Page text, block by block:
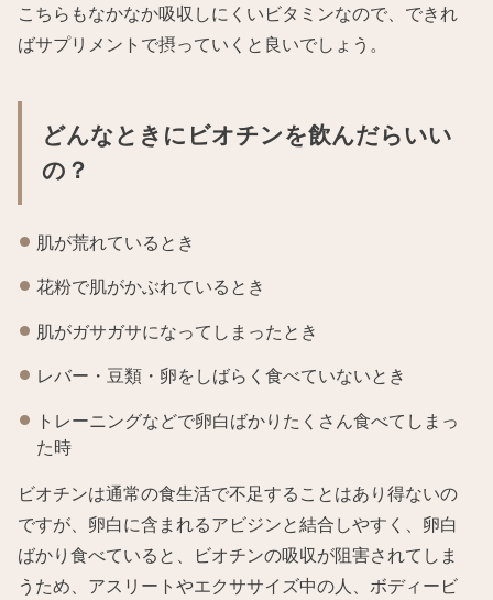
こちらもなかなか吸収しにくいビタミンなので、できれ
ばサプリメントで摂っていくと良いでしょう。
どんなときにビオチンを飲んだらいい
の？
肌が荒れているとき
花粉で肌がかぶれているとき
肌がガサガサになってしまったとき
レバー・豆類・卵をしばらく食べていないとき
トレーニングなどで卵白ばかりたくさん食べてしまっ
た時
ビオチンは通常の食生活で不足することはあり得ないの
ですが、卵白に含まれるアビジンと結合しやすく、卵白
ばかり食べていると、ビオチンの吸収が阻害されてしま
うため、アスリートやエクササイズ中の人、ボディービ